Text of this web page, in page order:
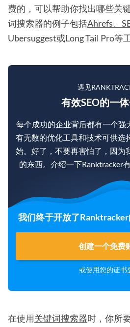
费的，可以帮助你找出哪些关
词搜索器的例子包括Ahrefs、
Ubersuggest或Long Tail Pro等工
遇见
有效SEO的一
每个成功的企业背后都有一个强
有无数的优化工具和技术可供选
始。好了，不要再害怕了，因为
的东西。介绍一下Ranktracker
我们终于开放了
创建一个免费
或使用您的证书
在使用关键词搜索器时，你所